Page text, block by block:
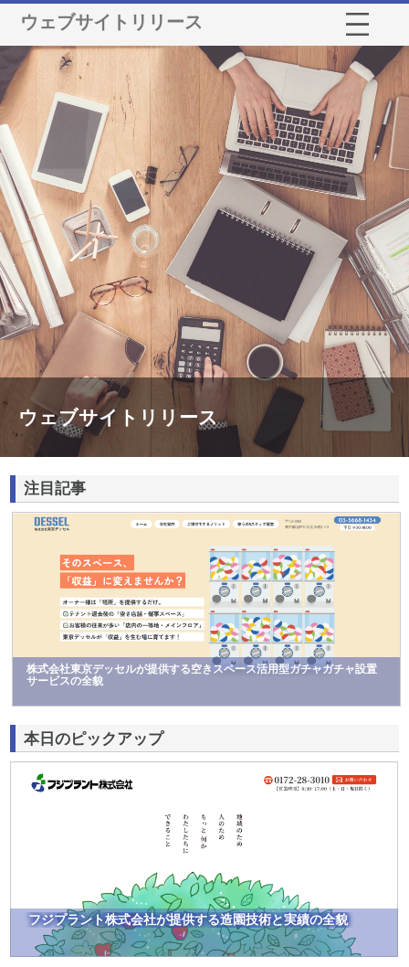
ウェブサイトリリース
ウェブサイトリリース
注目記事
株式会社東京デッセルが提供する空きスペース活用型ガチャガチャ設置
サービスの全貌
本日のピックアップ
フジプラント株式会社が提供する造園技術と実績の全貌